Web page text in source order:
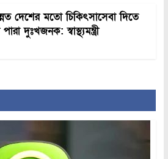
দেশের মতো চিকিৎসাসেবা দিতে
পারা দুঃখজনক: স্বাস্থ্যমন্ত্রী